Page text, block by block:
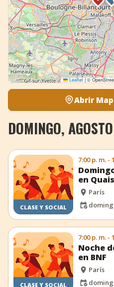
Leaflet |©
Abrir
DOMINGO,
CLASE Y SOCIAL
7:00 p. m. -
en
París
CLASE Y SOCIAL
7:00 p. m. -
Noche
en BNF
París